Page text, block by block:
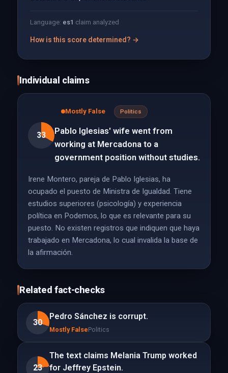
Language: es1 claim analyzed
How is this score determined? →
Individual claims
33
Mostly False Politics
Pablo Iglesias' wife went from
working at Mercadona to a
government position without studies.
Irene Montero, pareja de Pablo Iglesias, ha
ocupado el puesto de Ministra de Igualdad. Tiene
estudios superiores (psicología) y experiencia
política en Podemos, lo que es relevante para su
puesto. No existen registros que indiquen que haya
trabajado en Mercadona, lo cual invalida la base de
la afirmación.
Related fact-checks
30
Pedro Sánchez is corrupt.
Mostly FalsePolitics
23
The text claims Melania Trump worked
for Jeffrey Epstein.